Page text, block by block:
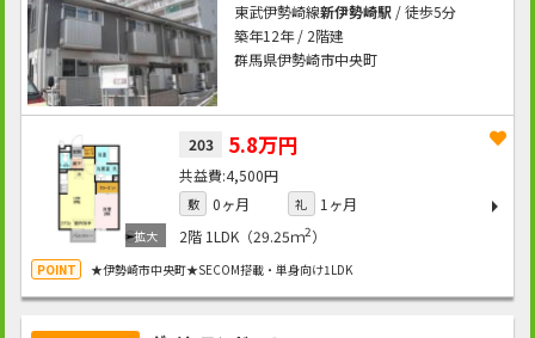
東武伊勢崎線新伊勢崎駅/ 徒歩5分
築年12年 / 2階建
群馬県伊勢崎市中央町
203 5.8万円
4,500円
敷 0ヶ月 礼
1ヶ月
2階 1LDK（29.25ｍ2）
★伊勢崎市中央町★SECOM搭載・単身向け1LDK